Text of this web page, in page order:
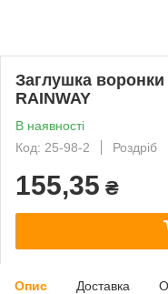
Заглушка
RAINWAY
В наявності
Код: 25-98-2
Роздріб
155,35 ₴
Опис Доставка